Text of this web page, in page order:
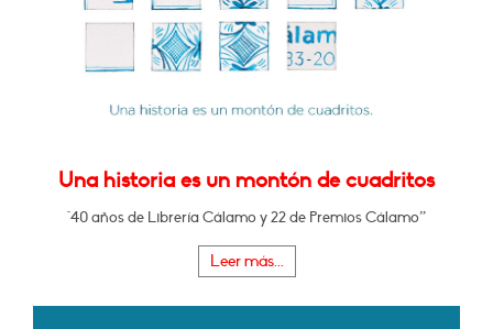
Una historia es un montón de cuadritos
"40 años de Librería Cálamo y 22 de Premios Cálamo”
Leer más...